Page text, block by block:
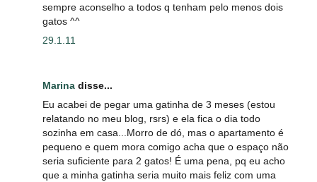
sempre aconselho a todos q tenham pelo menos dois
gatos ^^
29.1.11
Marina disse...
Eu acabei de pegar uma gatinha de 3 meses (estou
relatando no meu blog, rsrs) e ela fica o dia todo
sozinha em casa...Morro de dó, mas o apartamento é
pequeno e quem mora comigo acha que o espaço não
seria suficiente para 2 gatos! É uma pena, pq eu acho
que a minha gatinha seria muito mais feliz com uma